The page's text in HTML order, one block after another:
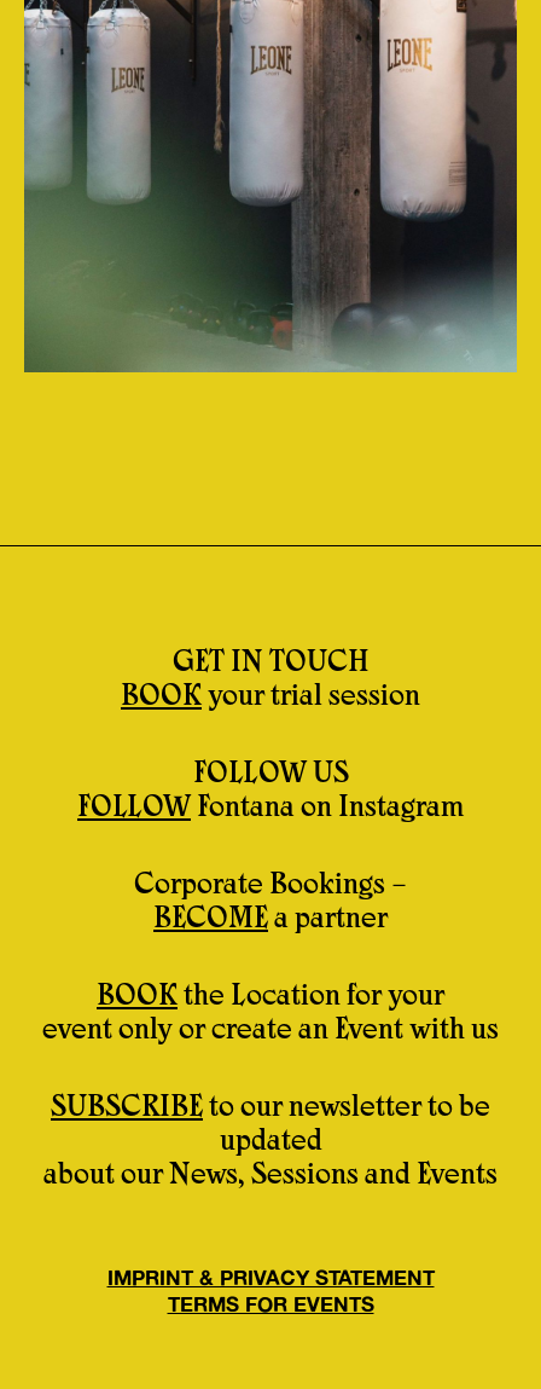
GET IN TOUCH
BOOK your trial session
FOLLOW US
FOLLOW Fontana on Instagram
Corporate Bookings –
BECOME a partner
BOOK the Location for your
event only or create an Event with us
SUBSCRIBE to our newsletter to be
updated
about our News, Sessions and Events
IMPRINT & PRIVACY STATEMENT
TERMS FOR EVENTS